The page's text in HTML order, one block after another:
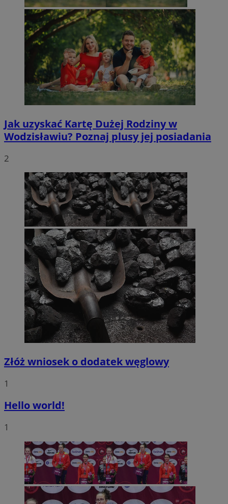
Jak uzyskać Kartę Dużej Rodziny w
Wodzisławiu? Poznaj plusy jej posiadania
2
Złóż wniosek o dodatek węglowy
1
Hello world!
1